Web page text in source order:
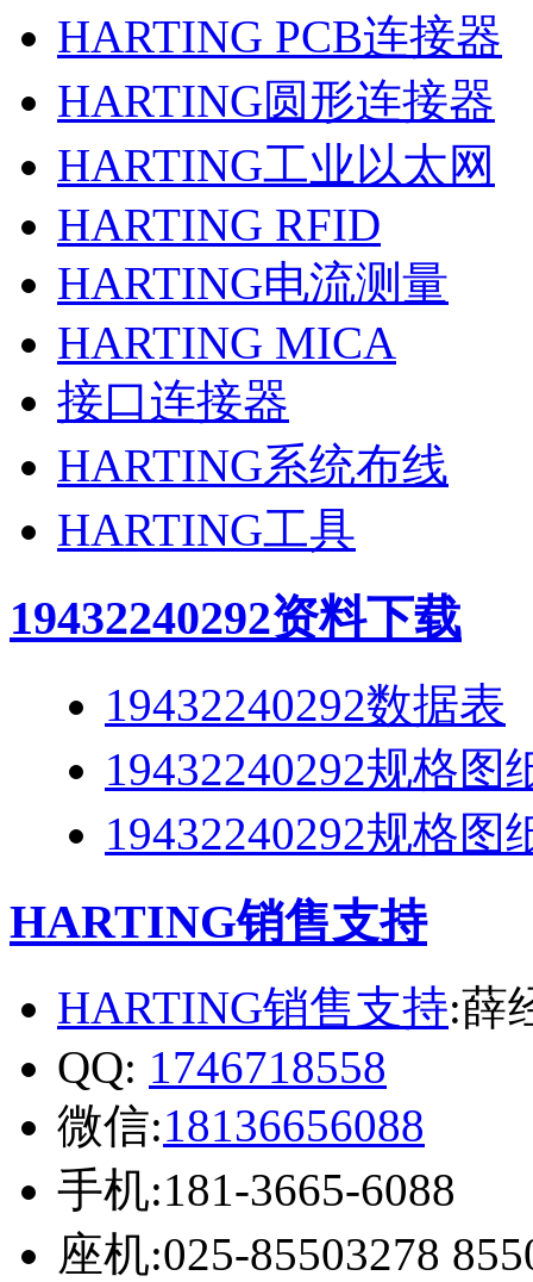
HARTING PCB连接器
HARTING圆形连接器
HARTING工业以太网
HARTING RFID
HARTING电流测量
HARTING MICA
接口连接器
HARTING系统布线
HARTING工具
19432240292资料下载
19432240292数据表
19432240292规格图
19432240292规格图
HARTING销售支持
HARTING销售支持:薛
QQ: 1746718558
微信:18136656088
手机:181-3665-6088
座机:025-85503278